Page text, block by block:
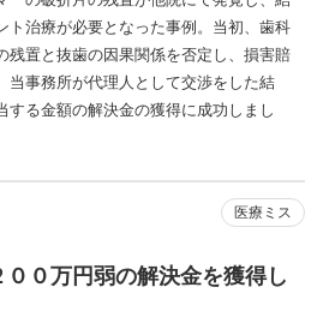
ト治療が必要となった事例。当初、歯科
残置と抜歯の因果関係を否定し、損害賠
当事務所が代理人として交渉をした結
する金額の解決金の獲得に成功しまし
医療ミス
０万円弱の解決金を獲得し